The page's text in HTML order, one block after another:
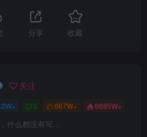
分享 收藏
关注
0 667W+ 6685W+
什么都没有写...